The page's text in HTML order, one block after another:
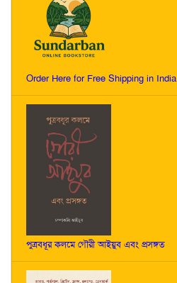
Order Here for Free Shipping in India
পুত্রবধূর কলমে গৌরী আইয়ুব এবং প্রসঙ্গত